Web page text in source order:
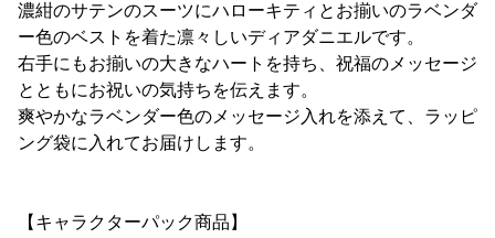
濃紺のサテンのスーツにハローキティとお揃いのラベンダ
ー色のベストを着た凛々しいディアダニエルです。
右手にもお揃いの大きなハートを持ち、祝福のメッセージ
とともにお祝いの気持ちを伝えます。
爽やかなラベンダー色のメッセージ入れを添えて、ラッピ
ング袋に入れてお届けします。
【キャラクターパック商品】